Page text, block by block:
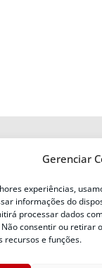
Gerenciar
experiências,
informações do
processar dados
consentir ou retirar
recursos e funções.
Defesa Civil do
Catarina
Av. Ivo Silveira, nº
Bairro:
Capoeiras,